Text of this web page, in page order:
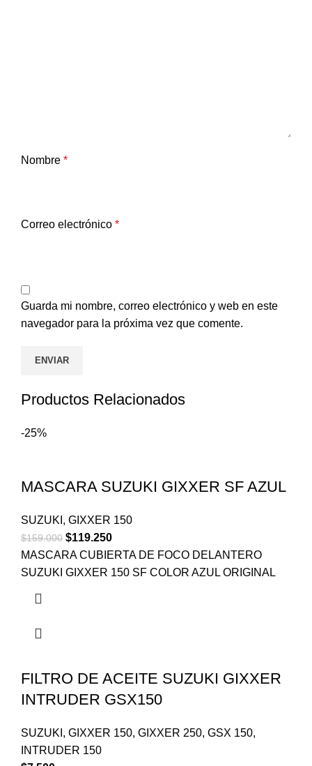
Nombre *
Correo electrónico *
Guarda mi nombre, correo electrónico y web en este
navegador para la próxima vez que comente.
Productos Relacionados
-25%
MASCARA SUZUKI GIXXER SF AZUL
SUZUKI , GIXXER 150
$159.000 $119.250
MASCARA CUBIERTA DE FOCO DELANTERO
SUZUKI GIXXER 150 SF COLOR AZUL ORIGINAL
FILTRO DE ACEITE SUZUKI GIXXER
INTRUDER GSX150
SUZUKI , GIXXER 150, GIXXER 250, GSX 150,
INTRUDER 150